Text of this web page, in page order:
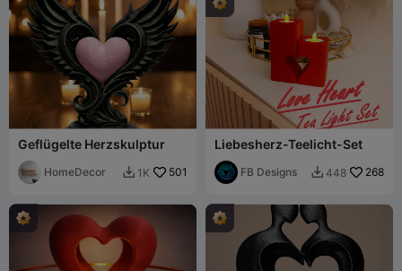
Geflügelte Herzskulptur
HomeDecor  1K 501
Liebesherz-Teelicht-Set
FB Designs  448 268